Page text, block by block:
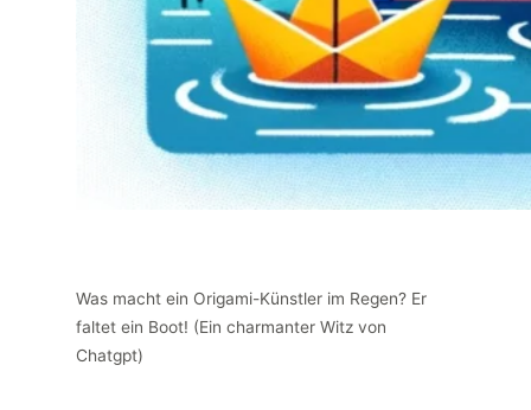
Was macht ein Origami-Künstler im Regen? Er
faltet ein Boot! (Ein charmanter Witz von
Chatgpt)